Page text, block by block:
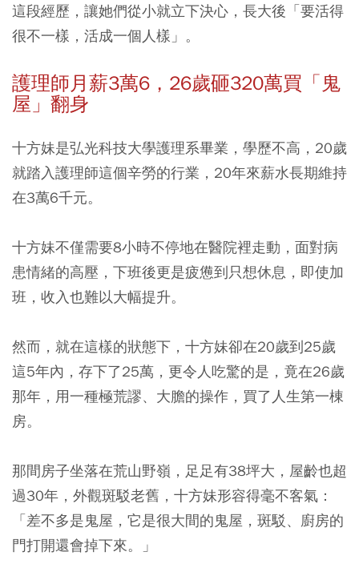
這段經歷，讓她們從小就立下決心，長大後「要活得
很不一樣，活成一個人樣」。
護理師月薪3萬6，26歲砸320萬買「鬼
屋」翻身
十方妹是弘光科技大學護理系畢業，學歷不高，20歲
就踏入護理師這個辛勞的行業，20年來薪水長期維持
在3萬6千元。
十方妹不僅需要8小時不停地在醫院裡走動，面對病
患情緒的高壓，下班後更是疲憊到只想休息，即使加
班，收入也難以大幅提升。
然而，就在這樣的狀態下，十方妹卻在20歲到25歲
這5年內，存下了25萬，更令人吃驚的是，竟在26歲
那年，用一種極荒謬、大膽的操作，買了人生第一棟
房。
那間房子坐落在荒山野嶺，足足有38坪大，屋齡也超
過30年，外觀斑駁老舊，十方妹形容得毫不客氣：
「差不多是鬼屋，它是很大間的鬼屋，斑駁、廚房的
門打開還會掉下來。」